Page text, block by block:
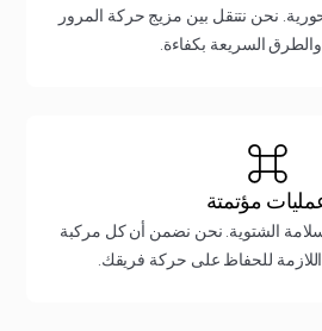
نحن نتنقل بين مزيج حركة المرور
والطرق السريعة بكفاءة.
مؤتمتة
الشتوية. نحن نضمن أن كل مركبة
للحفاظ على حركة فريقك.